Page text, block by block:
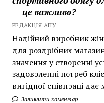
— це важливо?
РЕДАКЦІЯ АПУ
Надійний виробник
для роздрібних
значення у створенні
задоволенні потреб
вигідної співпраці
Залишити коментар